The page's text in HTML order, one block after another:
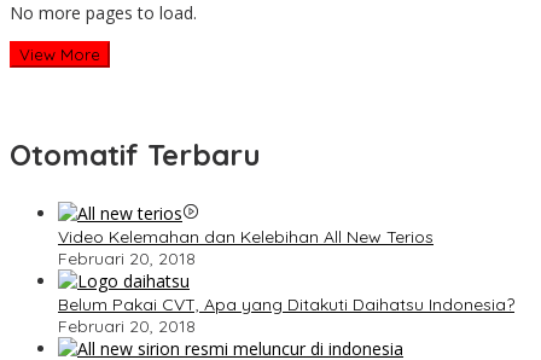
No more pages to load.
View More
Otomatif Terbaru
Video Kelemahan dan Kelebihan All New Terios
Februari 20, 2018
Belum Pakai CVT, Apa yang Ditakuti Daihatsu Indonesia?
Februari 20, 2018